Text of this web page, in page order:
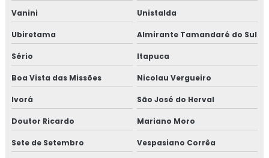
Vanini Unistalda
Ubiretama Almirante Tamandaré do Sul
Sério Itapuca
Boa Vista das Missões Nicolau Vergueiro
Ivorá São José do Herval
Doutor Ricardo Mariano Moro
Sete de Setembro Vespasiano Corrêa